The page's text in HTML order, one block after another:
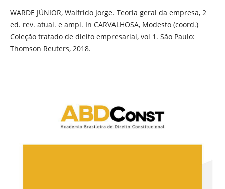
WARDE JÚNIOR, Walfrido Jorge. Teoria geral da empresa, 2
ed. rev. atual. e ampl. In CARVALHOSA, Modesto (coord.)
Coleção tratado de dieito empresarial, vol 1. São Paulo:
Thomson Reuters, 2018.